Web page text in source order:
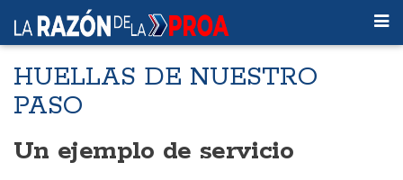
HUELLAS DE NUESTRO
PASO
Un ejemplo de servicio